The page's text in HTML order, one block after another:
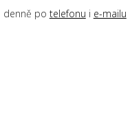
denně po telefonu i e-mailu